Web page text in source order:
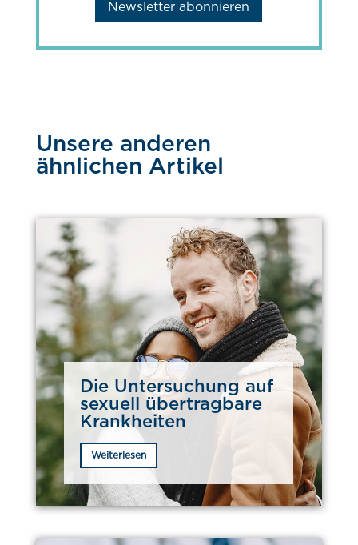
Newsletter abonnieren
Unsere anderen
ähnlichen Artikel
Die Untersuchung auf
sexuell übertragbare
Krankheiten
Weiterlesen